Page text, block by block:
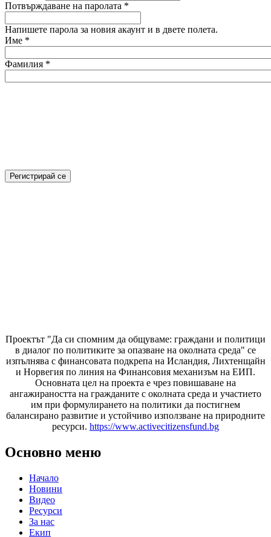
Потвърждаване на паролата *
Напишете парола за новия акаунт и в двете полета.
Име *
Фамилия *
Проектът "Да си спомним да общуваме: граждани и политици
в диалог по политиките за опазване на околната среда" се
изпълнява с финансовата подкрепа на Исландия, Лихтенщайн
и Норвегия по линия на Финансовия механизъм на ЕИП.
Основната цел на проекта е чрез повишаване на
ангажираността на гражданите с околната среда и участието
им при формулирането на политики да постигнем
балансирано развитие и устойчиво използване на природните
ресурси. https://www.activecitizensfund.bg
Основно меню
Начало
Новини
Видео
Ресурси
За нас
Екип